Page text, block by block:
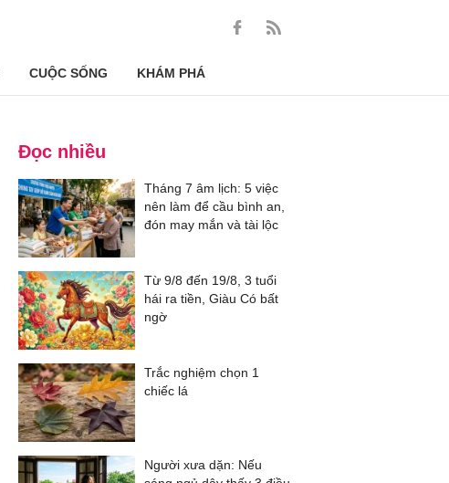
CUỘC SỐNG KHÁM PHÁ
Đọc nhiều
Tháng 7 âm lịch: 5 việc
nên làm để cầu bình an,
đón may mắn và tài lộc
Từ 9/8 đến 19/8, 3 tuổi
hái ra tiền, Giàu Có bất
ngờ
Trắc nghiệm chọn 1
chiếc lá
Người xưa dặn: Nếu